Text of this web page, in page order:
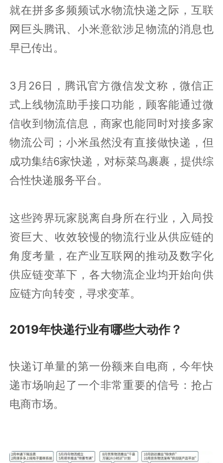
就在拼多多频频试水物流快递之际，互联
网巨头腾讯、小米意欲涉足物流的消息也
早已传出。
3月26日，腾讯官方微信发文称，微信正
式上线物流助手接口功能，顾客能通过微
信收到物流信息，商家也能同时对接多家
物流公司；小米虽然没有直接做快递，但
成功集结6家快递，对标菜鸟裹裹，提供综
合性快递服务平台。
这些跨界玩家脱离自身所在行业，入局投
资巨大、收效较慢的物流行业从供应链的
角度考量，在产业互联网的推动及数字化
供应链变革下，各大物流企业均开始向供
应链方向转变，寻求变革。
2019年快递行业有哪些大动作？
快递订单量的第一份额来自电商，今年快
递市场响起了一个非常重要的信号：抢占
电商市场。